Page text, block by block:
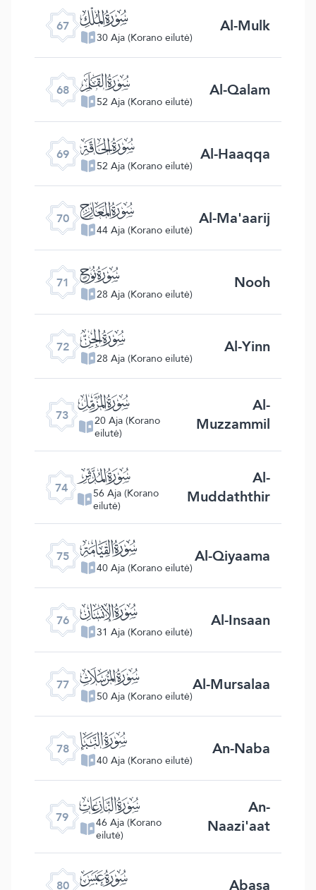
67 ﯰ
30 Aja (Korano eilutė) Al-Mulk
68 ﯱ
52 Aja (Korano eilutė) Al-Qalam
69 ﯲ
52 Aja (Korano eilutė) Al-Haaqqa
70 ﯳ
44 Aja (Korano eilutė) Al-Ma'aarij
71 ﯴ
28 Aja (Korano eilutė) Nooh
72 ﯵ
28 Aja (Korano eilutė) Al-Yinn
73 ﯶ
20 Aja (Korano
eilutė)
Al-
Muzzammil
74 ﯷ
56 Aja (Korano
eilutė)
Al-
Muddaththir
75 ﯸ
40 Aja (Korano eilutė)Al-Qiyaama
76 ﯹ
31 Aja (Korano eilutė) Al-Insaan
77 ﯺ
50 Aja (Korano eilutė)Al-Mursalaa
78 ﯻ
40 Aja (Korano eilutė) An-Naba
79 ﯼ
46 Aja (Korano
eilutė)
An-
Naazi'aat
80 ﯽ